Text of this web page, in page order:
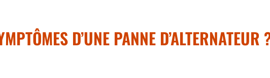
D’UNE PANNE D’ALTERNATEUR